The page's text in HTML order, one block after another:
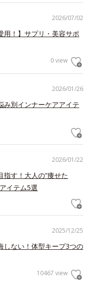
2026/07/02
用！】サプリ・美容サポ
0 view
2026/01/26
み別インナーケアアイテ
2026/01/22
指す！大人の“痩せた
イテム5選
2025/12/25
しない！体型キープ3つの
10467 view